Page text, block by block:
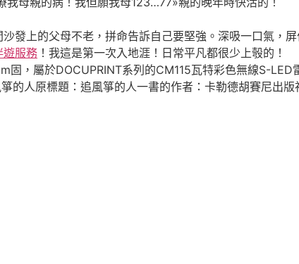
上的父母不老，拼命告訴自己要堅強。深吸一口氣，
遊服務 ！我這是第一次入地涯！日常平凡都很少上彀的！
屬於DOCUPRINT系列的CM115瓦特彩色無線S-LED
的人原標題：追風箏的人一書的作者：卡勒德胡賽尼出